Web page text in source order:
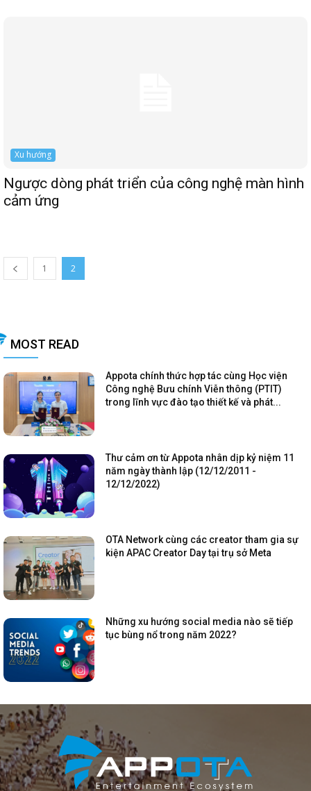
Xu hướng
Ngược dòng phát triển của công nghệ màn hình
cảm ứng
1 2
MOST READ
Appota chính thức hợp tác cùng Học viện
Công nghệ Bưu chính Viễn thông (PTIT)
trong lĩnh vực đào tạo thiết kế và phát...
Thư cảm ơn từ Appota nhân dịp kỷ niệm 11
năm ngày thành lập (12/12/2011 -
12/12/2022)
OTA Network cùng các creator tham gia sự
kiện APAC Creator Day tại trụ sở Meta
Những xu hướng social media nào sẽ tiếp
tục bùng nổ trong năm 2022?